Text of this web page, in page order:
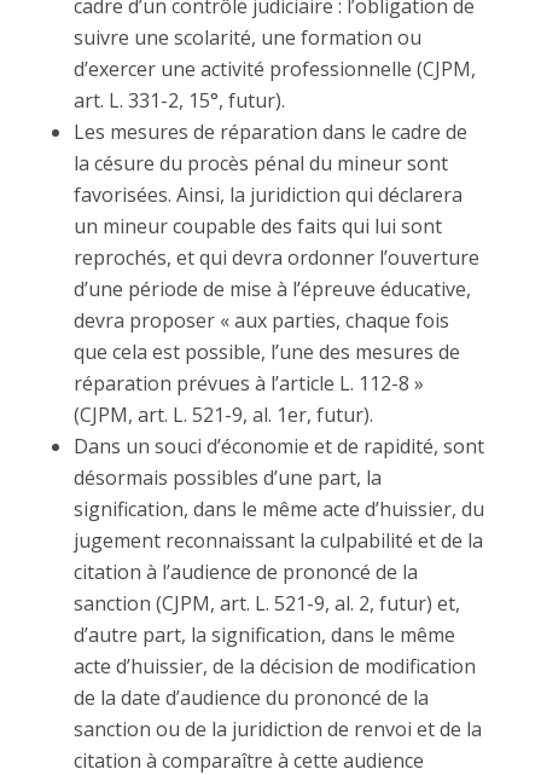
cadre d’un contrôle judiciaire : l’obligation de
suivre une scolarité, une formation ou
d’exercer une activité professionnelle (CJPM,
art. L. 331-2, 15°, futur).
Les mesures de réparation dans le cadre de
la césure du procès pénal du mineur sont
favorisées. Ainsi, la juridiction qui déclarera
un mineur coupable des faits qui lui sont
reprochés, et qui devra ordonner l’ouverture
d’une période de mise à l’épreuve éducative,
devra proposer « aux parties, chaque fois
que cela est possible, l’une des mesures de
réparation prévues à l’article L. 112-8 »
(CJPM, art. L. 521-9, al. 1er, futur).
Dans un souci d’économie et de rapidité, sont
désormais possibles d’une part, la
signification, dans le même acte d’huissier, du
jugement reconnaissant la culpabilité et de la
citation à l’audience de prononcé de la
sanction (CJPM, art. L. 521-9, al. 2, futur) et,
d’autre part, la signification, dans le même
acte d’huissier, de la décision de modification
de la date d’audience du prononcé de la
sanction ou de la juridiction de renvoi et de la
citation à comparaître à cette audience